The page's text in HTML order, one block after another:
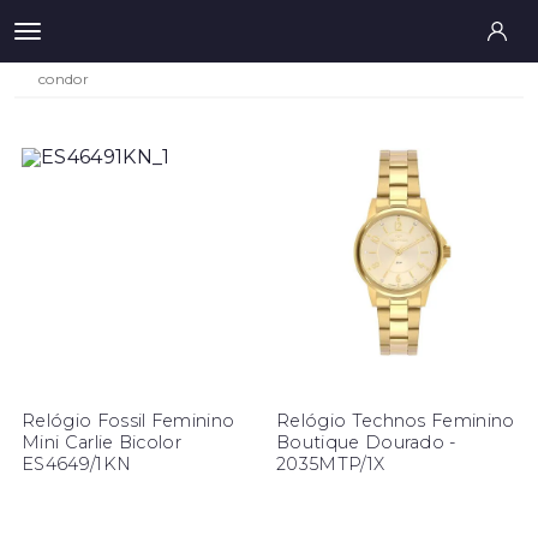
condor
Relógio Fossil Feminino
Mini Carlie Bicolor
ES4649/1KN
Relógio Technos Feminino
Boutique Dourado -
2035MTP/1X